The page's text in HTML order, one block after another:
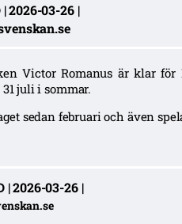
|2026-03-26|
Victor Romanus är klar
juli i sommar.
sedan februari och även
|2026-03-26|